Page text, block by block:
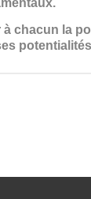
à chacun la